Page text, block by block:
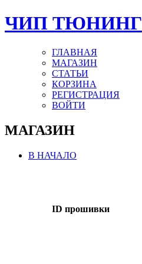
ЧИП ТЮНИНГ
ГЛАВНАЯ
МАГАЗИН
СТАТЬИ
КОРЗИНА
РЕГИСТРАЦИЯ
ВОЙТИ
МАГАЗИН
В НАЧАЛО
ID прошивки